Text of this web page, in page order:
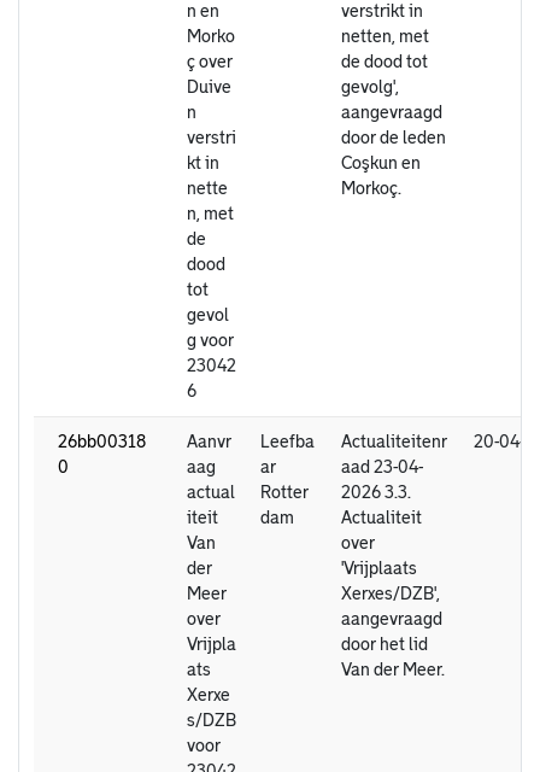
n en
Morko
ç over
Duive
n
verstri
kt in
nette
n, met
de
dood
tot
gevol
g voor
23042
6
verstrikt in
netten, met
de dood tot
gevolg',
aangevraagd
door de leden
Coşkun en
Morkoç.
26bb00318
0
Aanvr
aag
actual
iteit
Van
der
Meer
over
Vrijpla
ats
Xerxe
s/DZB
voor
Leefba
ar
Rotter
dam
Actualiteitenr
aad 23-04-
2026 3.3.
Actualiteit
over
'Vrijplaats
Xerxes/DZB',
aangevraagd
door het lid
Van der Meer.
20-04-